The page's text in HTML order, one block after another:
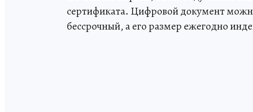
сертификата. Цифровой документ
бессрочный, а его размер ежегодно